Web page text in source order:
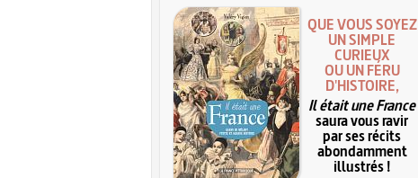
QUE VOUS SOYEZ
UN SIMPLE
CURIEUX
OU UN FÉRU
D'HISTOIRE,
Il était une France
saura vous ravir
par ses récits
abondamment
illustrés !